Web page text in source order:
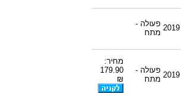
2019 פעולה -
מתח
2019
פעולה -
מתח
מחיר:
179.90
₪